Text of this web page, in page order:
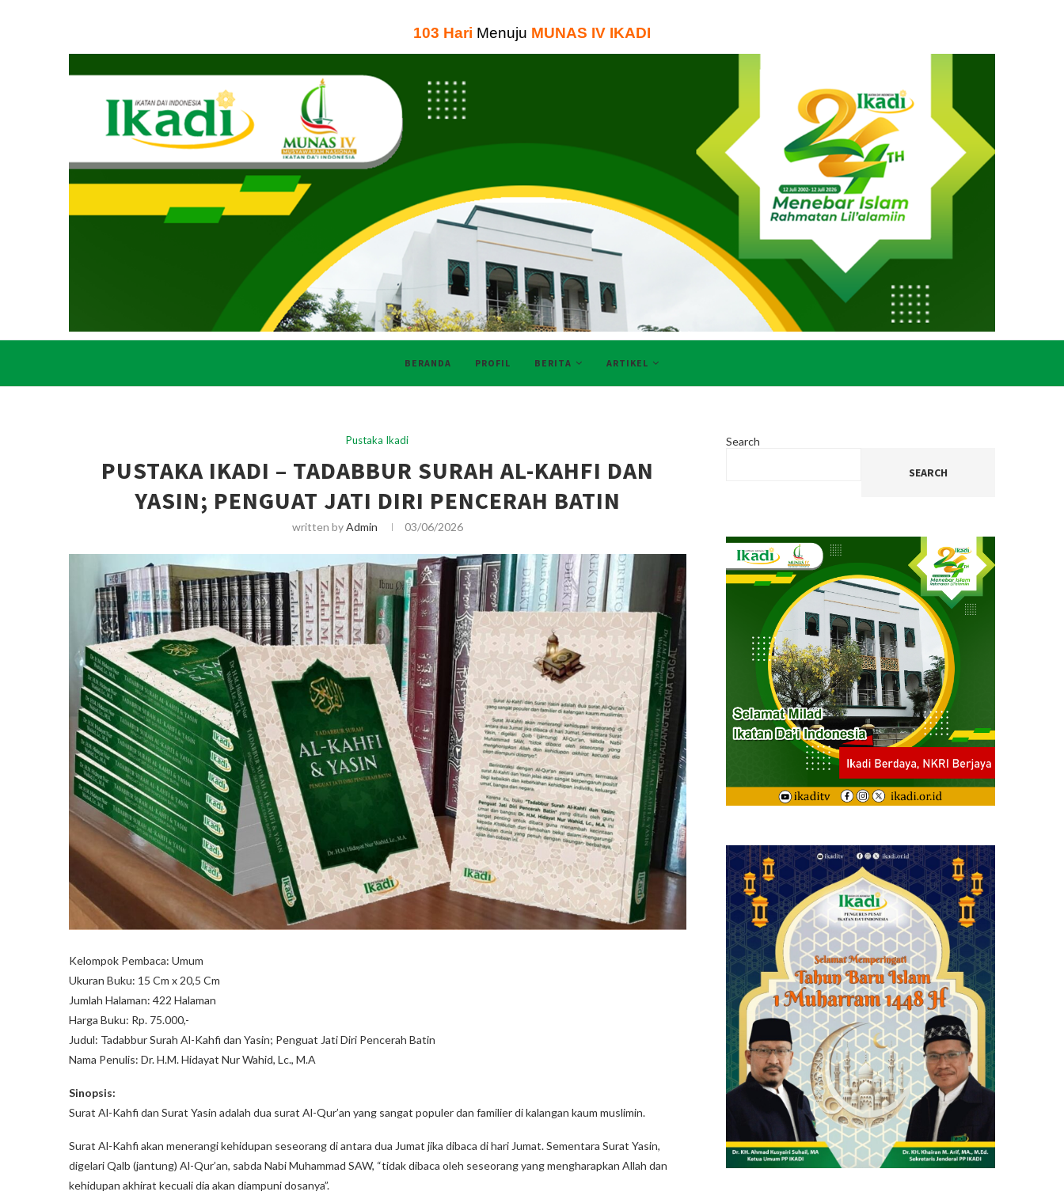
103 Hari Menuju MUNAS IV IKADI
BERANDA PROFIL BERITA ARTIKEL
Pustaka Ikadi
PUSTAKA IKADI – TADABBUR SURAH AL-KAHFI DAN
YASIN; PENGUAT JATI DIRI PENCERAH BATIN
written byAdmin 03/06/2026
Kelompok Pembaca: Umum
Ukuran Buku: 15 Cm x 20,5 Cm
Jumlah Halaman: 422 Halaman
Harga Buku: Rp. 75.000,-
Judul: Tadabbur Surah Al-Kahfi dan Yasin; Penguat Jati Diri Pencerah Batin
Nama Penulis: Dr. H.M. Hidayat Nur Wahid, Lc., M.A
Sinopsis:
Surat Al-Kahfi dan Surat Yasin adalah dua surat Al-Qur’an yang sangat populer dan familier di kalangan kaum muslimin.
Surat Al-Kahfi akan menerangi kehidupan seseorang di antara dua Jumat jika dibaca di hari Jumat. Sementara Surat Yasin,
digelari Qalb (jantung) Al-Qur’an, sabda Nabi Muhammad SAW, “tidak dibaca oleh seseorang yang mengharapkan Allah dan
kehidupan akhirat kecuali dia akan diampuni dosanya”.
Search
SEARCH